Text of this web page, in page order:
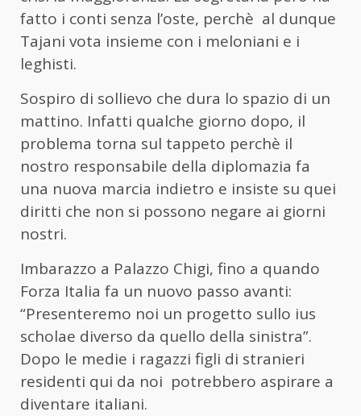
fatto i conti senza l’oste, perchè al dunque
Tajani vota insieme con i meloniani e i
leghisti.
Sospiro di sollievo che dura lo spazio di un
mattino. Infatti qualche giorno dopo, il
problema torna sul tappeto perchè il
nostro responsabile della diplomazia fa
una nuova marcia indietro e insiste su quei
diritti che non si possono negare ai giorni
nostri.
Imbarazzo a Palazzo Chigi, fino a quando
Forza Italia fa un nuovo passo avanti:
“Presenteremo noi un progetto sullo ius
scholae diverso da quello della sinistra”.
Dopo le medie i ragazzi figli di stranieri
residenti qui da noi potrebbero aspirare a
diventare italiani.